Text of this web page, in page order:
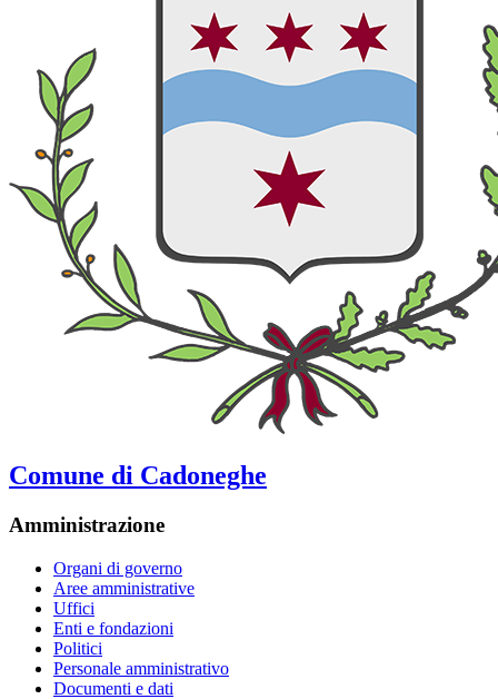
Comune di Cadoneghe
Amministrazione
Organi di governo
Aree amministrative
Uffici
Enti e fondazioni
Politici
Personale amministrativo
Documenti e dati